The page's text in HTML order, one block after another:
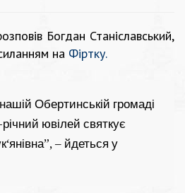
Богдан Станіславський,
на Фіртку.
Обертинській громаді
ювілей святкує
– йдеться у